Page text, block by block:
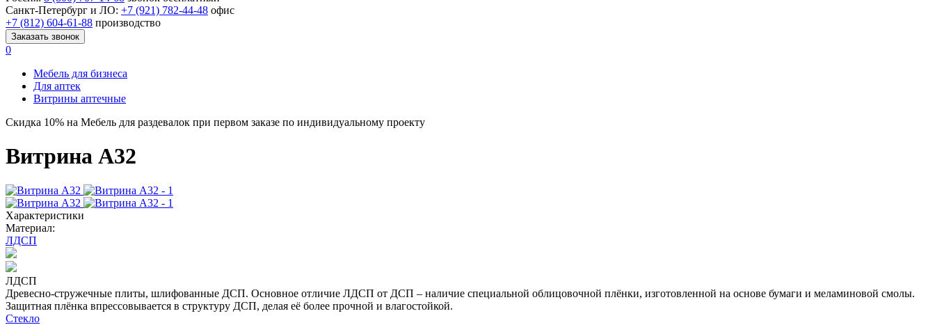
Санкт-Петербург и ЛО: +7 (921) 782-44-48 офис
+7 (812) 604-61-88 производство
Заказать звонок
0
Мебель для бизнеса
Для аптек
Витрины аптечные
Скидка 10% на Мебель для раздевалок при первом заказе по индивидуальному проекту
Витрина А32
Характеристики
Материал:
ЛДСП
ЛДСП
Древесно-стружечные плиты, шлифованные ДСП. Основное отличие ЛДСП от ДСП – наличие специальной облицовочной плёнки, изготовленной на основе бумаги и меламиновой смолы.
Защитная плёнка впрессовывается в структуру ДСП, делая её более прочной и влагостойкой.
Стекло